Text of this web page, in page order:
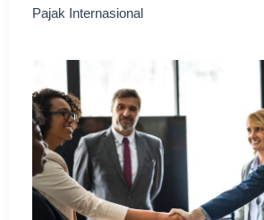
Pajak Internasional